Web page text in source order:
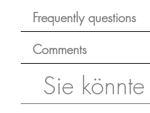
Frequently questions
Comments
Sie könnte